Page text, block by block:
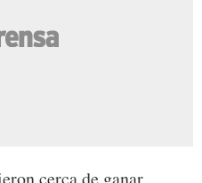
cerca de ganar,